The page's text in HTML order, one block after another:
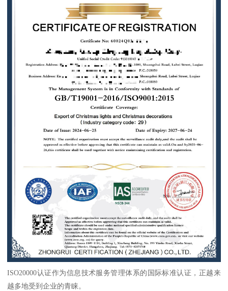
ISO20000认证作为信息技术服务管理体系的国际标准认证，正越来
越多地受到企业的青睐。